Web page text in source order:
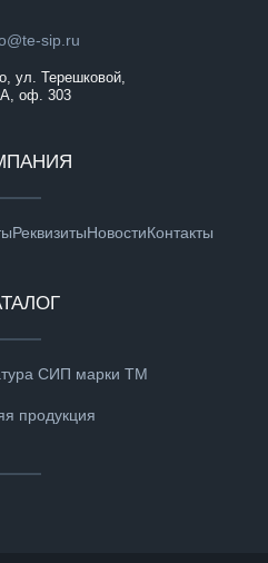
sip.ru
ул. Терешковой,
оф. 303
РеквизитыНовостиКонтакты
СИП марки ТМ
продукция